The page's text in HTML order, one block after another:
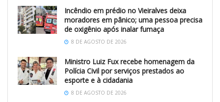
Incêndio em prédio no Vieiralves deixa
moradores em pânico; uma pessoa precisa
de oxigênio após inalar fumaça
8 DE AGOSTO DE 2026
Ministro Luiz Fux recebe homenagem da
Polícia Civil por serviços prestados ao
esporte e à cidadania
8 DE AGOSTO DE 2026